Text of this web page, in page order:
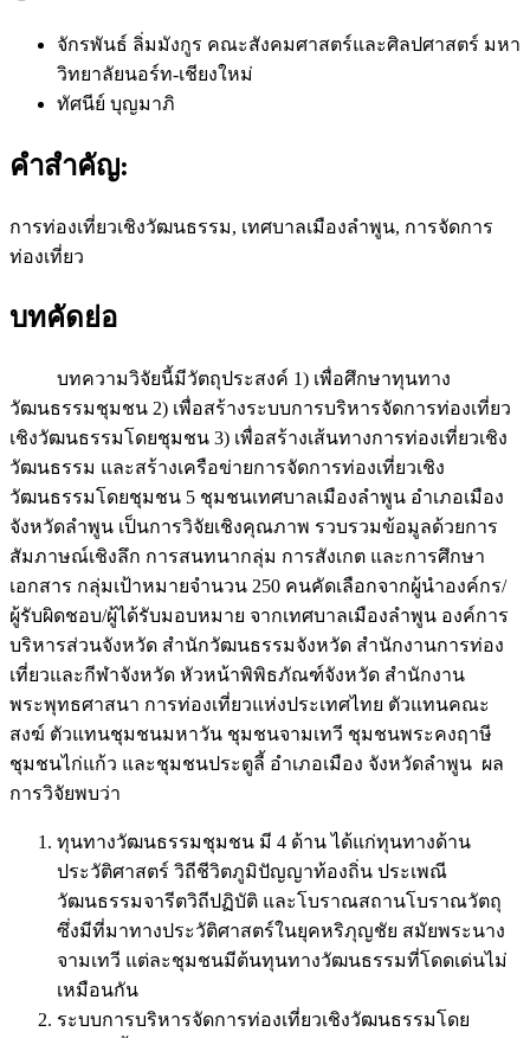
จักรพันธ์ ลิ่มมังกูร คณะสังคมศาสตร์และศิลปศาสตร์ มหา
วิทยาลัยนอร์ท-เชียงใหม่
ทัศนีย์ บุญมาภิ
คำสำคัญ:
การท่องเที่ยวเชิงวัฒนธรรม, เทศบาลเมืองลำพูน, การจัดการ
ท่องเที่ยว
บทคัดย่อ
บทความวิจัยนี้มีวัตถุประสงค์ 1) เพื่อศึกษาทุนทาง
วัฒนธรรมชุมชน 2) เพื่อสร้างระบบการบริหารจัดการท่องเที่ยว
เชิงวัฒนธรรมโดยชุมชน 3) เพื่อสร้างเส้นทางการท่องเที่ยวเชิง
วัฒนธรรม และสร้างเครือข่ายการจัดการท่องเที่ยวเชิง
วัฒนธรรมโดยชุมชน 5 ชุมชนเทศบาลเมืองลำพูน อำเภอเมือง
จังหวัดลำพูน เป็นการวิจัยเชิงคุณภาพ รวบรวมข้อมูลด้วยการ
สัมภาษณ์เชิงลึก การสนทนากลุ่ม การสังเกต และการศึกษา
เอกสาร กลุ่มเป้าหมายจำนวน 250 คนคัดเลือกจากผู้นำองค์กร/
ผู้รับผิดชอบ/ผู้ได้รับมอบหมาย จากเทศบาลเมืองลำพูน องค์การ
บริหารส่วนจังหวัด สำนักวัฒนธรรมจังหวัด สำนักงานการท่อง
เที่ยวและกีฬาจังหวัด หัวหน้าพิพิธภัณฑ์จังหวัด สำนักงาน
พระพุทธศาสนา การท่องเที่ยวแห่งประเทศไทย ตัวแทนคณะ
สงฆ์ ตัวแทนชุมชนมหาวัน ชุมชนจามเทวี ชุมชนพระคงฤาษี
ชุมชนไก่แก้ว และชุมชนประตูลี้ อำเภอเมือง จังหวัดลำพูน ผล
การวิจัยพบว่า
ทุนทางวัฒนธรรมชุมชน มี 4 ด้าน ได้แก่ทุนทางด้าน
ประวัติศาสตร์ วิถีชีวิตภูมิปัญญาท้องถิ่น ประเพณี
วัฒนธรรมจารีตวิถีปฏิบัติ และโบราณสถานโบราณวัตถุ
ซึ่งมีที่มาทางประวัติศาสตร์ในยุคหริภุญชัย สมัยพระนาง
จามเทวี แต่ละชุมชนมีต้นทุนทางวัฒนธรรมที่โดดเด่นไม่
เหมือนกัน
ระบบการบริหารจัดการท่องเที่ยวเชิงวัฒนธรรมโดย